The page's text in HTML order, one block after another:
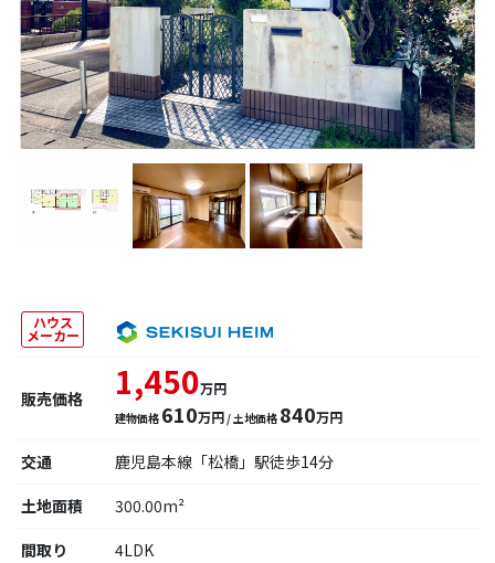
ハウス
メーカー
販売価格 1,450万円
建物価格 610万円/ 土地価格 840万円
交通
鹿児島本線「松橋」駅徒歩14分
土地面積
300.00m²
間取り
4LDK